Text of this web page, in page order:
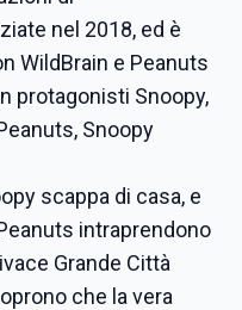
nel 2018, ed è
WildBrain e Peanuts
protagonisti Snoopy,
Snoopy
scappa di casa, e
intraprendono
Grande Città
che la vera